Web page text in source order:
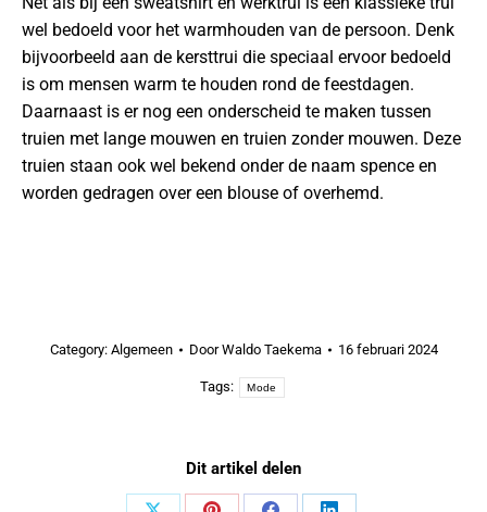
wel bedoeld voor het warmhouden van de persoon. Denk
bijvoorbeeld aan de kersttrui die speciaal ervoor bedoeld
is om mensen warm te houden rond de feestdagen.
Daarnaast is er nog een onderscheid te maken tussen
truien met lange mouwen en truien zonder mouwen. Deze
truien staan ook wel bekend onder de naam spence en
worden gedragen over een blouse of overhemd.
Category: Algemeen DoorWaldo Taekema 16 februari 2024
Tags: Mode
Dit artikel delen